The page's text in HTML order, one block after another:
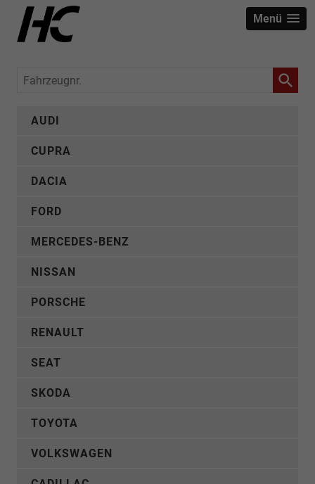
Menü
Fahrzeugnr.
AUDI
CUPRA
DACIA
FORD
MERCEDES-BENZ
NISSAN
PORSCHE
RENAULT
SEAT
SKODA
TOYOTA
VOLKSWAGEN